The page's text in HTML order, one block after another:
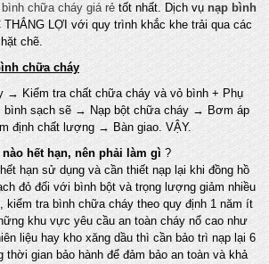
chữa cháy giá rẻ tốt nhất. Dịch vụ nạp bình
THẮNG LỢI với quy trình khắc khe trải qua các
chẽ.
chữa cháy
→ Kiểm tra chất chữa cháy và vỏ bình + Phụ
bình sạch sẽ → Nạp bột chữa cháy → Bơm áp
định chất lượng → Bàn giao. VẬY.
hết hạn, nên phải làm gì ?
hạn sử dụng và cần thiết nạp lại khi đồng hồ
đỏ đối với bình bột và trọng lượng giảm nhiều
kiểm tra bình chữa cháy theo quy định 1 năm ít
khu vực yêu cầu an toàn cháy nổ cao như
liệu hay kho xăng dầu thì cần bảo trì nạp lại 6
thời gian bảo hành để đảm bảo an toàn và khả